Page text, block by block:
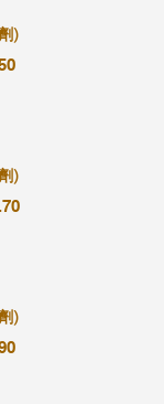
)
)
)